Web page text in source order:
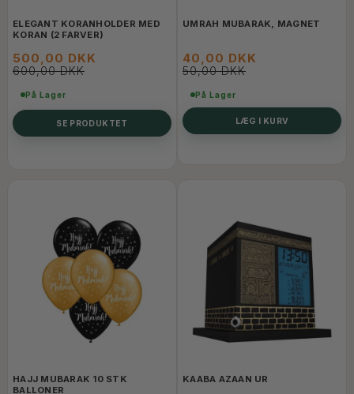
ELEGANT KORANHOLDER MED
KORAN (2 FARVER)
500,00 DKK
600,00 DKK
På Lager
SE PRODUKTET
UMRAH MUBARAK, MAGNET
40,00 DKK
50,00 DKK
På Lager
LÆG I KURV
HAJJ MUBARAK 10 STK
BALLONER
KAABA AZAAN UR